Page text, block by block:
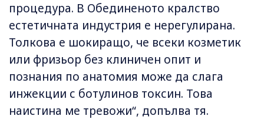
процедура. В Обединеното кралство
естетичната индустрия е нерегулирана.
Толкова е шокиращо, че всеки козметик
или фризьор без клиничен опит и
познания по анатомия може да слага
инжекции с ботулинов токсин. Това
наистина ме тревожи“, допълва тя.